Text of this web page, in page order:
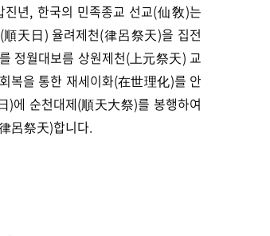
년, 한국의 민족종교 선교(仙敎)는
順天日) 율려제천(律呂祭天)을 집전
정월대보름 상원제천(上元祭天) 교
복을 통한 재세이화(在世理化)를 안
)에 순천대제(順天大祭)를 봉행하여
呂祭天)합니다.